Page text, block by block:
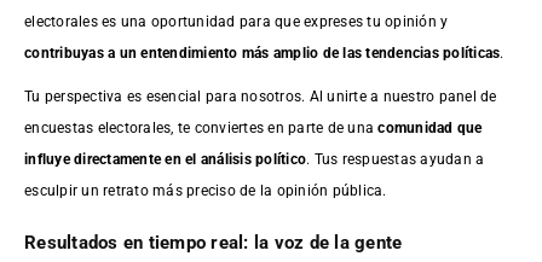
electorales es una oportunidad para que expreses tu opinión y
contribuyas a un entendimiento más amplio de las tendencias políticas.
Tu perspectiva es esencial para nosotros. Al unirte a nuestro panel de
encuestas electorales, te conviertes en parte de unacomunidad que
influye directamente en el análisis político. Tus respuestas ayudan a
esculpir un retrato más preciso de la opinión pública.
Resultados en tiempo real: la voz de la gente